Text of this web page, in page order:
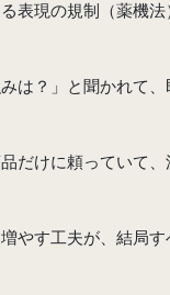
表現の規制（薬機
みは？」と聞かれて
だけに頼っていて
やす工夫が、結局